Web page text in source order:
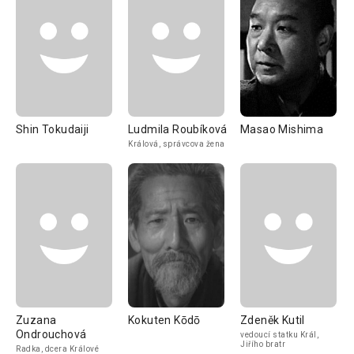
Shin Tokudaiji Ludmila Roubíková
Králová, správcova žena
Masao Mishima
Zuzana
Ondrouchová
Radka, dcera Králové
Kokuten Kōdō Zdeněk Kutil
vedoucí statku Král,
Jiřího bratr